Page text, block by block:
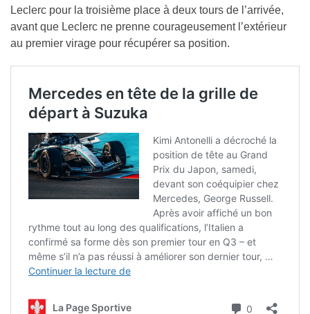
Leclerc pour la troisième place à deux tours de l’arrivée,
avant que Leclerc ne prenne courageusement l’extérieur
au premier virage pour récupérer sa position.